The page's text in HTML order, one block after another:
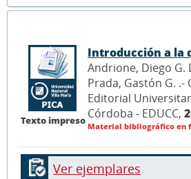
Texto impreso
Introducción a la
Andrione, Diego G.
Prada, Gastón G.
Editorial
Córdoba - EDUCC,
Material bibliográfico en
Ver ejemplares